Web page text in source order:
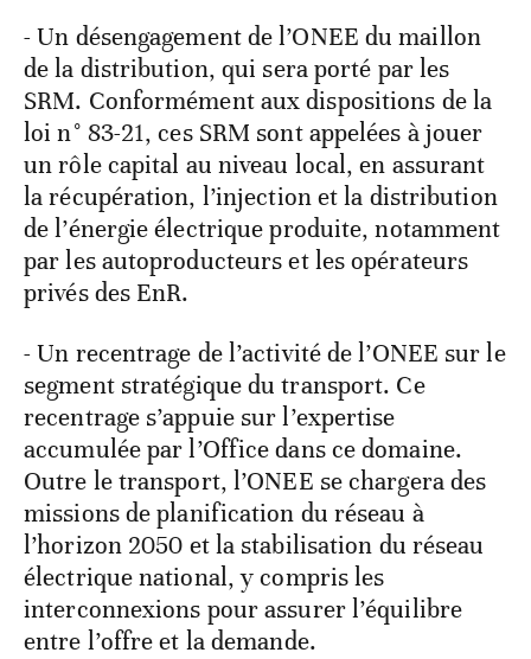
- Un désengagement de l’ONEE du maillon
de la distribution, qui sera porté par les
SRM. Conformément aux dispositions de la
loi n° 83-21, ces SRM sont appelées à jouer
un rôle capital au niveau local, en assurant
la récupération, l’injection et la distribution
de l’énergie électrique produite, notamment
par les autoproducteurs et les opérateurs
privés des EnR.
- Un recentrage de l’activité de l’ONEE sur le
segment stratégique du transport. Ce
recentrage s’appuie sur l’expertise
accumulée par l’Office dans ce domaine.
Outre le transport, l’ONEE se chargera des
missions de planification du réseau à
l’horizon 2050 et la stabilisation du réseau
électrique national, y compris les
interconnexions pour assurer l’équilibre
entre l’offre et la demande.